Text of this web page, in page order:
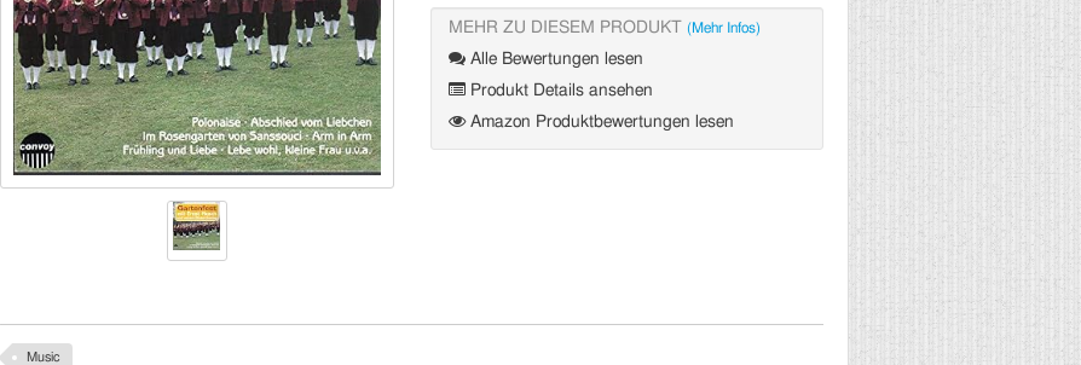
MEHR ZU DIESEM PRODUKT (Mehr Infos)
Alle Bewertungen lesen
Produkt Details ansehen
Amazon Produktbewertungen lesen
Music